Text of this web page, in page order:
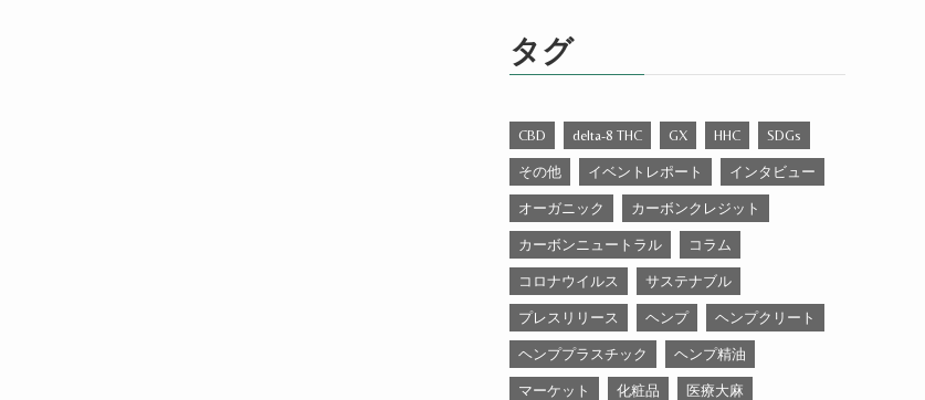
ー
タグ
CBD delta-8 THC GX HHC SDGs
その他 イベントレポート インタビュー
オーガニック カーボンクレジット
カーボンニュートラル コラム
コロナウイルス サステナブル
プレスリリース ヘンプ ヘンプクリート
ヘンププラスチック ヘンプ精油
マーケット 化粧品 医療大麻